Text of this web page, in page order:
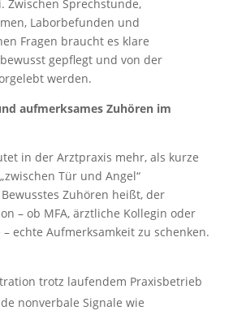
Zwischen Sprechstunde,
Laborbefunden und
Fragen braucht es klare
gepflegt und von der
werden.
aufmerksames Zuhören im
in der Arztpraxis mehr, als kurze
Tür und Angel“
Zuhören heißt, der
– ob MFA, ärztliche Kollegin oder
echte Aufmerksamkeit zu schenken.
trotz laufendem Praxisbetrieb
nonverbale Signale wie